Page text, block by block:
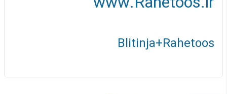
Blitinja+Rahetoos